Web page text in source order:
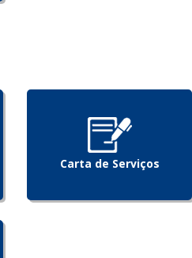
Carta de Serviços